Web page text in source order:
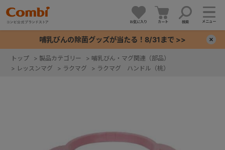
お気に入り カート 検索 メニュー
哺乳びんの除菌グッズが当たる！8/31まで >>
トップ > 製品カテゴリー > 哺乳びん・マグ関連（部品）
> レッスンマグ > ラクマグ > ラクマグ ハンドル（桃）